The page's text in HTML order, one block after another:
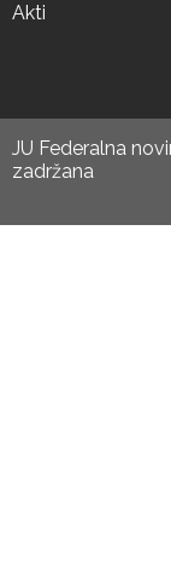
Akti
JU Federalna
zadržana